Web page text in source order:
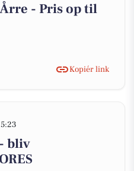
- Pris op til
Kopiér link
bliv